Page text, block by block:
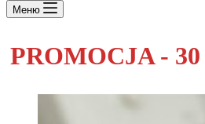
Меню
PROMOCJA - 30